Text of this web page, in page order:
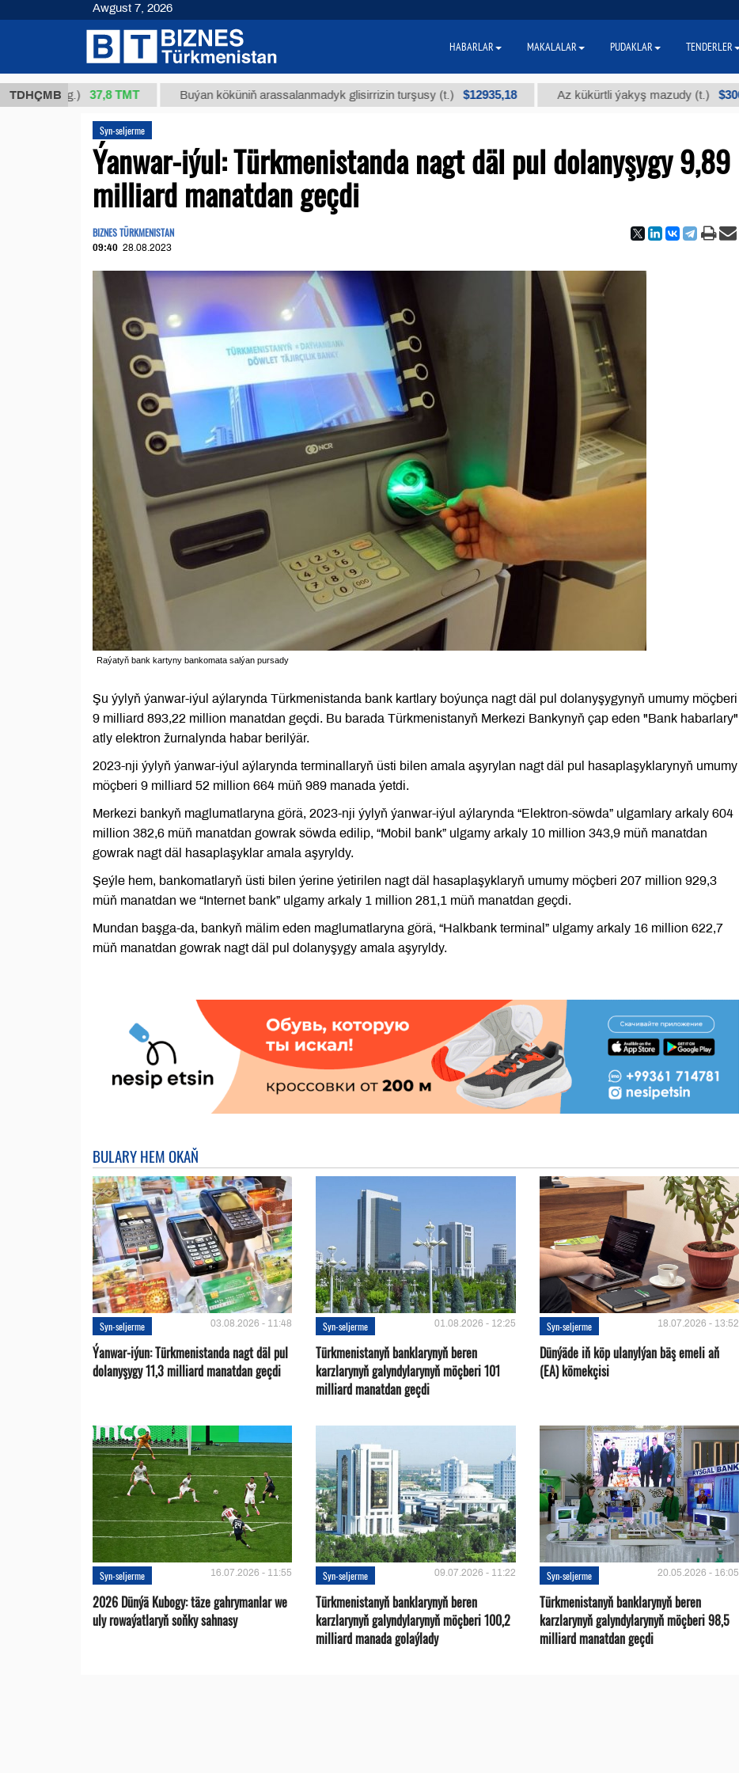
TDHÇMB
1 (kg.) 37,8 ТМТ Buýan köküniň arassalanmadyk glisirrizin turşusy (t.) $12935,18 Az kükürtli ýakyş mazudy (t.) $300
Syn-seljerme
Ýanwar-iýul: Türkmenistanda nagt däl pul dolanyşygy 9,89
milliard manatdan geçdi
BIZNES TÜRKMENISTAN
09:40 28.08.2023
Raýatyň bank kartyny bankomata salýan pursady
Şu ýylyň ýanwar-iýul aýlarynda Türkmenistanda bank kartlary boýunça nagt däl pul dolanyşygynyň umumy möçberi
9 milliard 893,22 million manatdan geçdi. Bu barada Türkmenistanyň Merkezi Bankynyň çap eden "Bank habarlary"
atly elektron žurnalynda habar berilýär.
2023-nji ýylyň ýanwar-iýul aýlarynda terminallaryň üsti bilen amala aşyrylan nagt däl pul hasaplaşyklarynyň umumy
möçberi 9 milliard 52 million 664 müň 989 manada ýetdi.
Merkezi bankyň maglumatlaryna görä, 2023-nji ýylyň ýanwar-iýul aýlarynda “Elektron-söwda” ulgamlary arkaly 604
million 382,6 müň manatdan gowrak söwda edilip, “Mobil bank” ulgamy arkaly 10 million 343,9 müň manatdan
gowrak nagt däl hasaplaşyklar amala aşyryldy.
Şeýle hem, bankomatlaryň üsti bilen ýerine ýetirilen nagt däl hasaplaşyklaryň umumy möçberi 207 million 929,3
müň manatdan we “Internet bank” ulgamy arkaly 1 million 281,1 müň manatdan geçdi.
Mundan başga-da, bankyň mälim eden maglumatlaryna görä, “Halkbank terminal” ulgamy arkaly 16 million 622,7
müň manatdan gowrak nagt däl pul dolanyşygy amala aşyryldy.
BULARY HEM OKAŇ
Syn-seljerme 03.08.2026 - 11:48
Ýanwar-iýun: Türkmenistanda nagt däl pul
dolanyşygy 11,3 milliard manatdan geçdi
Syn-seljerme 01.08.2026 - 12:25
Türkmenistanyň banklarynyň beren
karzlarynyň galyndylarynyň möçberi 101
milliard manatdan geçdi
Syn-seljerme 18.07.2026 - 13:52
Dünýäde iň köp ulanylýan bäş emeli aň
(EA) kömekçisi
Syn-seljerme 16.07.2026 - 11:55
2026 Dünýä Kubogy: täze gahrymanlar we
uly rowaýatlaryň soňky sahnasy
Syn-seljerme 09.07.2026 - 11:22
Türkmenistanyň banklarynyň beren
karzlarynyň galyndylarynyň möçberi 100,2
milliard manada golaýlady
Syn-seljerme 20.05.2026 - 16:05
Türkmenistanyň banklarynyň beren
karzlarynyň galyndylarynyň möçberi 98,5
milliard manatdan geçdi
Awgust 7, 2026
HABARLAR MAKALALAR PUDAKLAR TENDERLER